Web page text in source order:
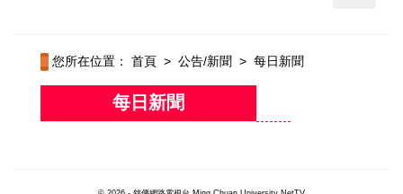
您所在位置： 首頁 > 公告/新聞 > 每日新聞
每日新聞